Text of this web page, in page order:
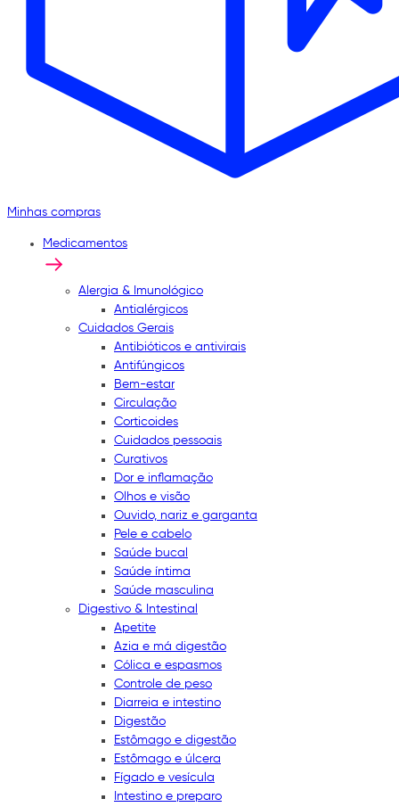
Minhas compras
Medicamentos
Alergia & Imunológico
Antialérgicos
Cuidados Gerais
Antibióticos e antivirais
Antifúngicos
Bem-estar
Circulação
Corticoides
Cuidados pessoais
Curativos
Dor e inflamação
Olhos e visão
Ouvido, nariz e garganta
Pele e cabelo
Saúde bucal
Saúde íntima
Saúde masculina
Digestivo & Intestinal
Apetite
Azia e má digestão
Cólica e espasmos
Controle de peso
Diarreia e intestino
Digestão
Estômago e digestão
Estômago e úlcera
Fígado e vesícula
Intestino e preparo